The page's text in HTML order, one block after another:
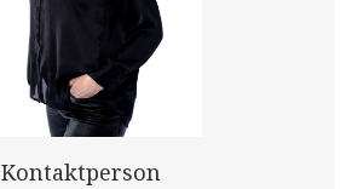
Kontaktperson